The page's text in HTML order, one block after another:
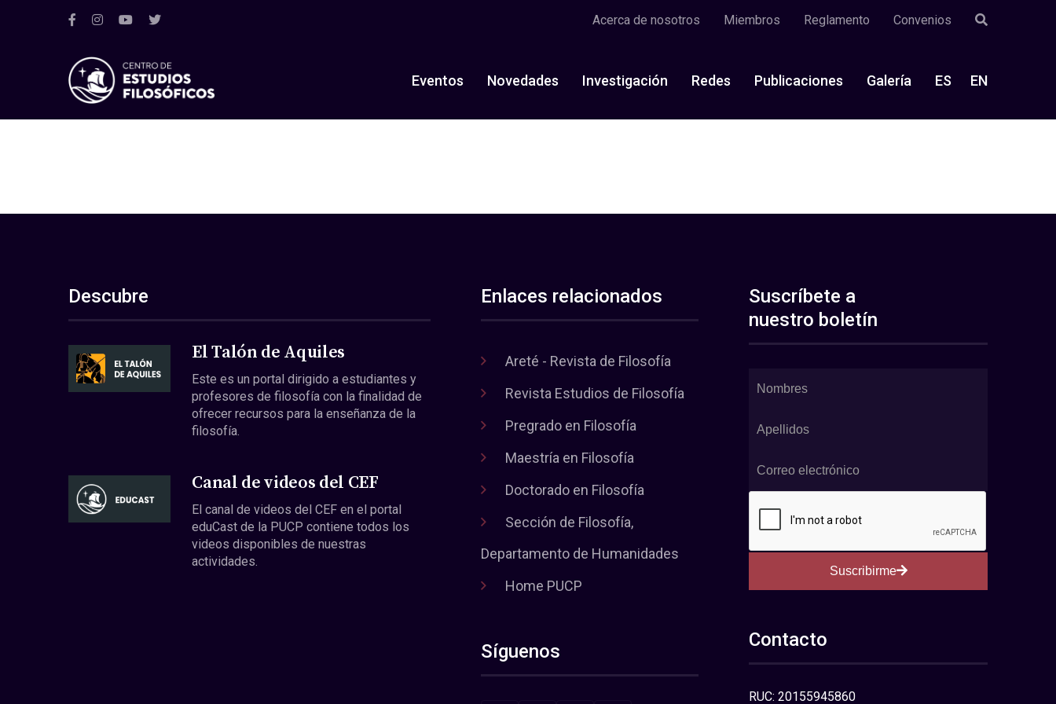
Acerca de nosotros Miembros Reglamento Convenios
Eventos Novedades Investigación Redes Publicaciones Galería ES EN
Descubre
El Talón de Aquiles
Este es un portal dirigido a estudiantes y
profesores de filosofía con la finalidad de
ofrecer recursos para la enseñanza de la
filosofía.
Canal de videos del CEF
El canal de videos del CEF en el portal
eduCast de la PUCP contiene todos los
videos disponibles de nuestras
actividades.
Enlaces relacionados
Areté - Revista de Filosofía
Revista Estudios de Filosofía
Pregrado en Filosofía
Maestría en Filosofía
Doctorado en Filosofía
Sección de Filosofía,
Departamento de Humanidades
Home PUCP
Síguenos
Suscríbete a
nuestro boletín
Suscribirme
Contacto
RUC: 20155945860